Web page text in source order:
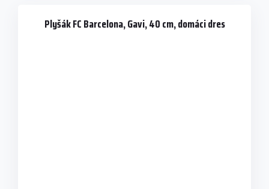
Plyšák FC Barcelona, Gavi, 40 cm, domáci dres